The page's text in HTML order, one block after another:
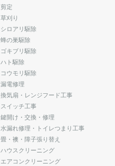
剪定
草刈り
シロアリ駆除
蜂の巣駆除
ゴキブリ駆除
ハト駆除
コウモリ駆除
漏電修理
換気扇・レンジフード工事
スイッチ工事
鍵開け・交換・修理
水漏れ修理・トイレつまり工事
畳・襖・障子張り替え
ハウスクリーニング
エアコンクリーニング